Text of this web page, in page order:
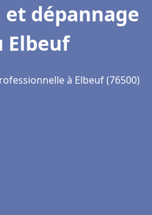
dépannage
Elbeuf
à Elbeuf (76500)